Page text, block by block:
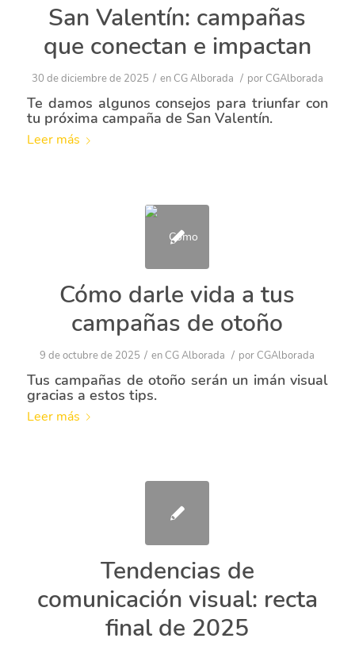
San Valentín: campañas
que conectan e impactan
30 de diciembre de 2025 / en CG Alborada / por CGAlborada
Te damos algunos consejos para triunfar con
tu próxima campaña de San Valentín.
Leer más
Cómo darle vida a tus
campañas de otoño
9 de octubre de 2025 / en CG Alborada / por CGAlborada
Tus campañas de otoño serán un imán visual
gracias a estos tips.
Leer más
Tendencias de
comunicación visual: recta
final de 2025